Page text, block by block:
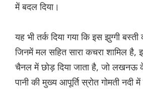
में बदल दिया।
यह भी तर्क दिया गया कि इस झुग्गी बस्ती
जिनमें मल सहित सारा कचरा शामिल
चैनल में छोड़ ‌दिया जाता है, जो लखनऊ
पानी की मुख्य आपूर्ति स्रोत गोमती नदी